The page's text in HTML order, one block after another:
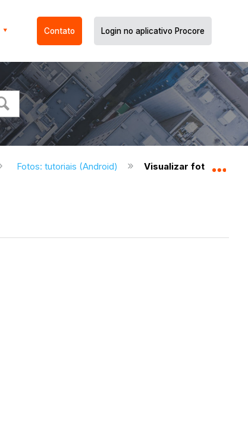
Contato Login no aplicativo Procore
Fotos: tutoriais (Android) Visualizar fotos